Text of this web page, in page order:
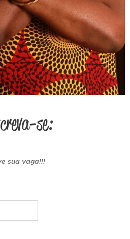
se:
sua vaga!!!